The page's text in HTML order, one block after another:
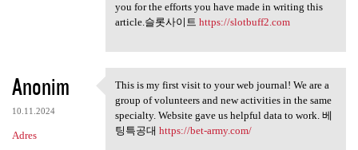
you for the efforts you have made in writing this
article.슬롯사이트 https://slotbuff2.com
Anonim
10.11.2024
Adres
This is my first visit to
This is my first visit to your web journal! We are a
group of volunteers and new activities in the same
specialty. Website gave us helpful data to work. 베
팅특공대 https://bet-army.com/